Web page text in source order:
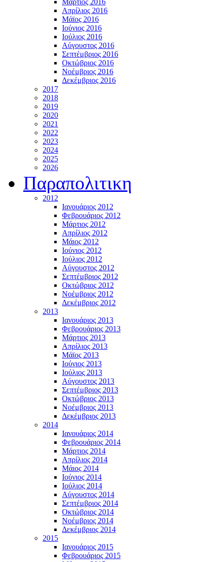
Απρίλιος 2016
Μάϊος 2016
Ιούνιος 2016
Ιούλιος 2016
Αύγουστος 2016
Σεπτέμβριος 2016
Οκτώβριος 2016
Νοέμβριος 2016
Δεκέμβριος 2016
2017
2018
2019
2020
2021
2022
2023
2024
2025
2026
Παραπολιτικη
2012
Ιανουάριος 2012
Φεβρουάριος 2012
Μάρτιος 2012
Απρίλιος 2012
Μάιος 2012
Ιούνιος 2012
Ιούλιος 2012
Αύγουστος 2012
Σεπτέμβριος 2012
Οκτώβριος 2012
Νοέμβριος 2012
Δεκέμβριος 2012
2013
Ιανουάριος 2013
Φεβρουάριος 2013
Μάρτιος 2013
Απρίλιος 2013
Μάϊος 2013
Ιούνιος 2013
Ιούλιος 2013
Αύγουστος 2013
Σεπτέμβριος 2013
Οκτώβριος 2013
Νοέμβριος 2013
Δεκέμβριος 2013
2014
Ιανουάριος 2014
Φεβρουάριος 2014
Μάρτιος 2014
Απρίλιος 2014
Μάιος 2014
Ιούνιος 2014
Ιούλιος 2014
Αύγουστος 2014
Σεπτέμβριος 2014
Οκτώβριος 2014
Νοέμβριος 2014
Δεκέμβριος 2014
2015
Ιανουάριος 2015
Φεβρουάριος 2015